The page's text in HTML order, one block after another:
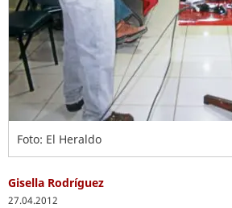
Foto: El Heraldo
Gisella Rodríguez
27.04.2012